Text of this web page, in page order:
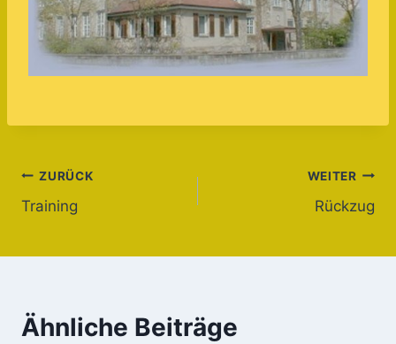
Beitragsnavigation
ZURÜCK
Training
WEITER
Rückzug
Ähnliche Beiträge